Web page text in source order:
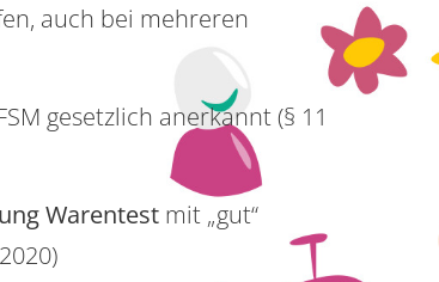
auch bei mehreren
gesetzlich anerkannt (§ 11
Warentestmit „gut“